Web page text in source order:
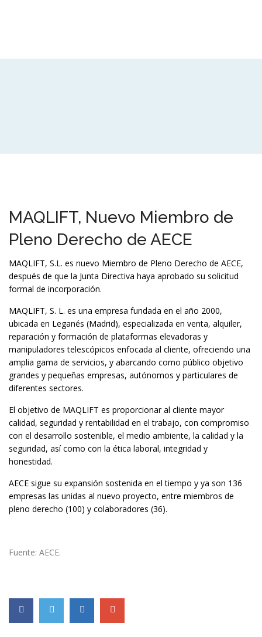
MAQLIFT, Nuevo Miembro de
Pleno Derecho de AECE
MAQLIFT, S.L. es nuevo Miembro de Pleno Derecho de AECE,
después de que la Junta Directiva haya aprobado su solicitud
formal de incorporación.
MAQLIFT, S. L. es una empresa fundada en el año 2000,
ubicada en Leganés (Madrid), especializada en venta, alquiler,
reparación y formación de plataformas elevadoras y
manipuladores telescópicos enfocada al cliente, ofreciendo una
amplia gama de servicios, y abarcando como público objetivo
grandes y pequeñas empresas, autónomos y particulares de
diferentes sectores.
El objetivo de MAQLIFT es proporcionar al cliente mayor
calidad, seguridad y rentabilidad en el trabajo, con compromiso
con el desarrollo sostenible, el medio ambiente, la calidad y la
seguridad, así como con la ética laboral, integridad y
honestidad.
AECE sigue su expansión sostenida en el tiempo y ya son 136
empresas las unidas al nuevo proyecto, entre miembros de
pleno derecho (100) y colaboradores (36).
Fuente: AECE.